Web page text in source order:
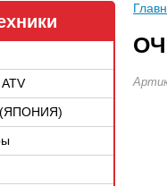
(ЯПОНИЯ)